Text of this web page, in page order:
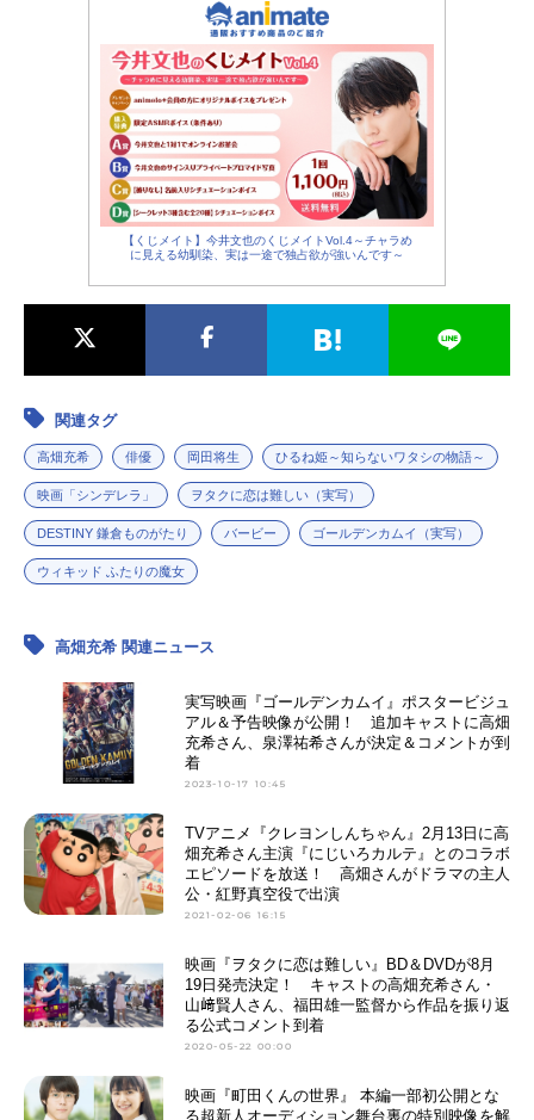
ン・ヤン（kemio）シェンシェン：ブ
ロンウィン・ジェームズ（ゆりやん
レトリィバァ）マダム・モリブル：
ミシェル・ヨー（塩田朋子）オズ...
【くじメイト】今井文也のくじメイトVol.4～チャラめ
に見える幼馴染、実は一途で独占欲が強いんです～
関連タグ
高畑充希 俳優 岡田将生 ひるね姫～知らないワタシの物語～
映画「シンデレラ」 ヲタクに恋は難しい（実写）
DESTINY 鎌倉ものがたり バービー ゴールデンカムイ（実写）
ウィキッド ふたりの魔女
高畑充希 関連ニュース
実写映画『ゴールデンカムイ』ポスタービジュ
アル＆予告映像が公開！ 追加キャストに高畑
充希さん、泉澤祐希さんが決定＆コメントが到
着
2023-10-17 10:45
TVアニメ『クレヨンしんちゃん』2月13日に高
畑充希さん主演『にじいろカルテ』とのコラボ
エピソードを放送！ 高畑さんがドラマの主人
公・紅野真空役で出演
2021-02-06 16:15
映画『ヲタクに恋は難しい』BD＆DVDが8月
19日発売決定！ キャストの高畑充希さん・
山﨑賢人さん、福田雄一監督から作品を振り返
る公式コメント到着
2020-05-22 00:00
映画『町田くんの世界』 本編一部初公開とな
る超新人オーディション舞台裏の特別映像を解